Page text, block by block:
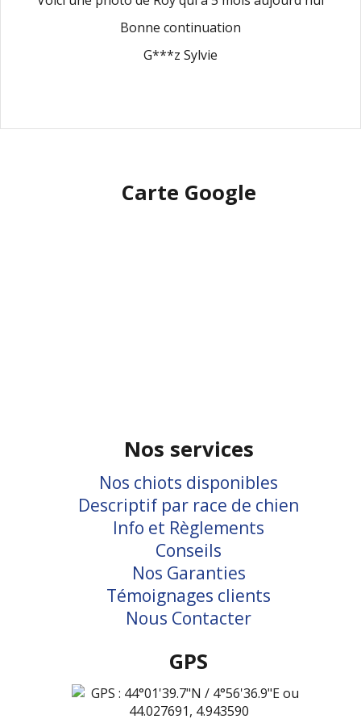
Bonne continuation
G***z Sylvie
Carte Google
Nos services
Nos chiots disponibles
Descriptif par race de chien
Info et Règlements
Conseils
Nos Garanties
Témoignages clients
Nous Contacter
GPS